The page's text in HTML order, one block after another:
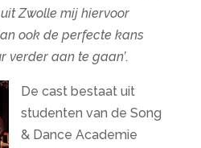
Zwolle mij hiervoor
ook de perfecte kans
verder aan te gaan’.
De cast bestaat uit
studenten van de Song
& Dance Academie